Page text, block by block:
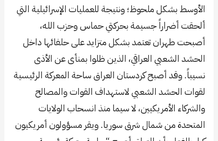
الأوسط بشكل ملحوظ؛ ونتيجة للعمليات الإسرائيلية التي
ألحقت أضراراً جسيمة بحركتي حماس وحزب الله،
أصبحت طهران تعتمد بشكل متزايد على حلفائها داخل
الحشد الشعبي العراقي، الذين ظلوا بمنأى عن الأذى
نسيباً. وقد أصبح كردستان العراق ساحة المعركة الرئيسية
لقوات الحشد الشعبي لاستهداف القوات والمصالح
والشركاء الأمريكيين، لا سيما منذ انسحاب الولايات
المتحدة من شمال شرق سوريا. ويقر مسؤولون أمريكيون